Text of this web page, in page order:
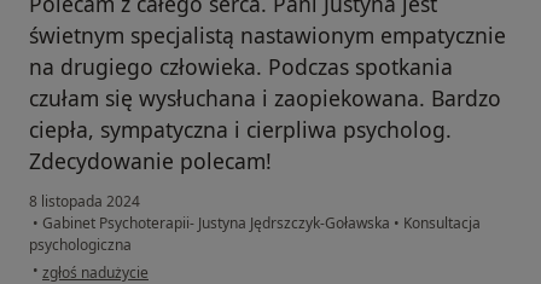
świetnym specjalistą nastawionym empatycznie
na drugiego człowieka. Podczas spotkania
czułam się wysłuchana i zaopiekowana. Bardzo
ciepła, sympatyczna i cierpliwa psycholog.
Zdecydowanie polecam!
8 listopada 2024
• Gabinet Psychoterapii- Justyna Jędrszczyk-Goławska • Konsultacja
psychologiczna
• w opinii użytkownika Kinga K.
zgłoś nadużycie